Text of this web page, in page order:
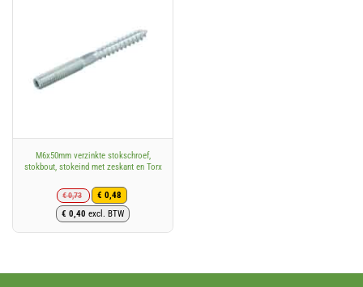
M6x50mm verzinkte stokschroef,
stokbout, stokeind met zeskant en Torx
€0,73
Oorspronkelijke
prijs
was:
€ 0,48
Huidige
prijs
is:
€ 0,40 excl. BTW